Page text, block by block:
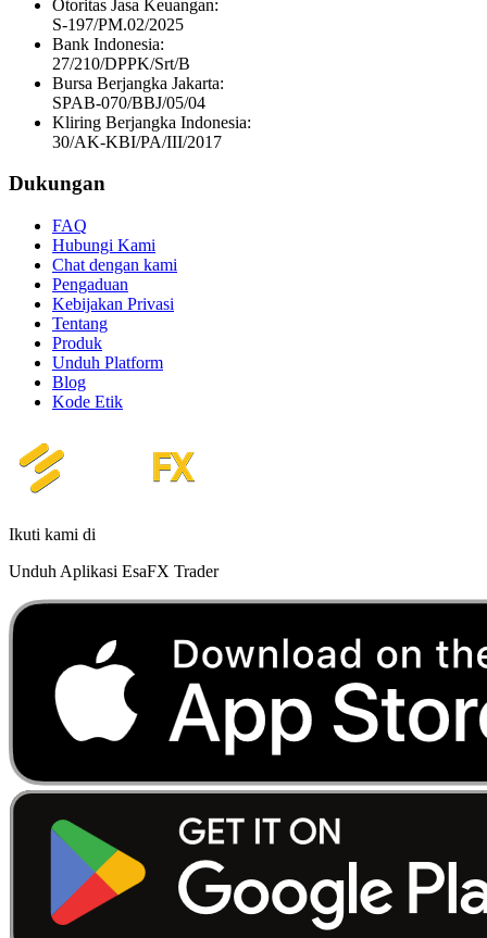
Otoritas Jasa Keuangan:
S-197/PM.02/2025
Bank Indonesia:
27/210/DPPK/Srt/B
Bursa Berjangka Jakarta:
SPAB-070/BBJ/05/04
Kliring Berjangka Indonesia:
30/AK-KBI/PA/III/2017
Dukungan
FAQ
Hubungi Kami
Chat dengan kami
Pengaduan
Kebijakan Privasi
Tentang
Produk
Unduh Platform
Blog
Kode Etik
Ikuti kami di
Unduh Aplikasi EsaFX Trader